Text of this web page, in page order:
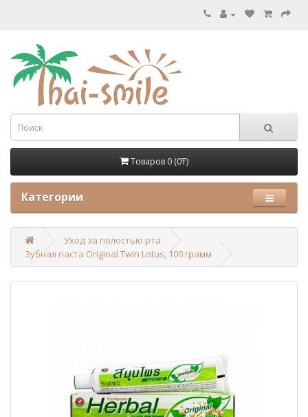
Товаров 0 (0₸)
Категории
Уход за полостью рта
Зубная паста Original Twin Lotus, 100 грамм